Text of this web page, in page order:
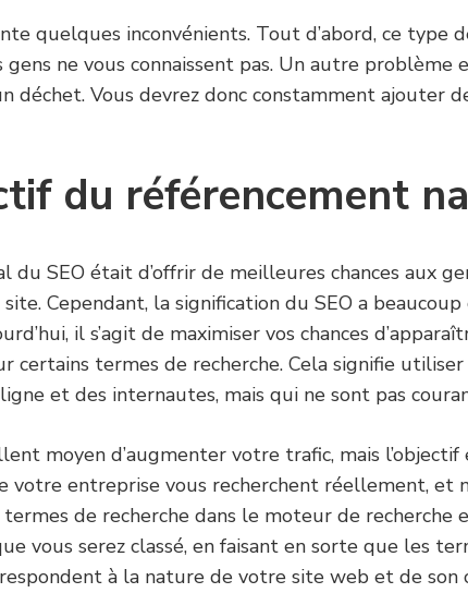
quelques inconvénients. Tout d’abord, ce type
gens ne vous connaissent pas. Un autre
déchet. Vous devrez donc constamment ajouter
du référencement
du SEO était d’offrir de meilleures chances aux
Cependant, la signification du SEO a beaucoup
il s’agit de maximiser vos chances
certains termes de recherche. Cela signifie
et des internautes, mais qui ne sont pas
moyen d’augmenter votre trafic, mais
votre entreprise vous recherchent réellement, et
de recherche dans le moteur de recherche
vous serez classé, en faisant en sorte que les
à la nature de votre site web et de son